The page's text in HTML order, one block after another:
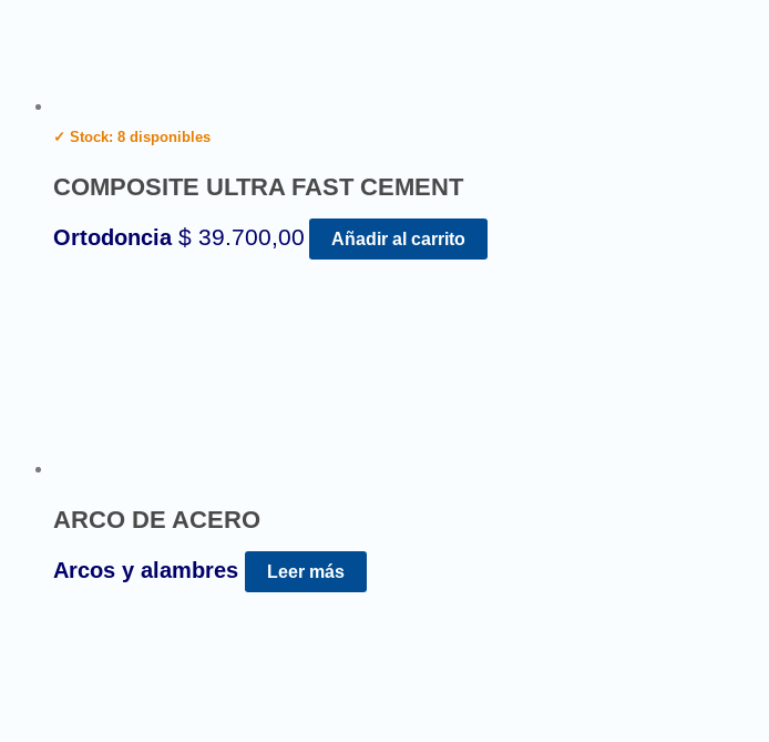
✓ Stock: 8 disponibles
COMPOSITE ULTRA FAST CEMENT
Ortodoncia $ 39.700,00 Añadir al carrito
ARCO DE ACERO
Arcos y alambres Leer más